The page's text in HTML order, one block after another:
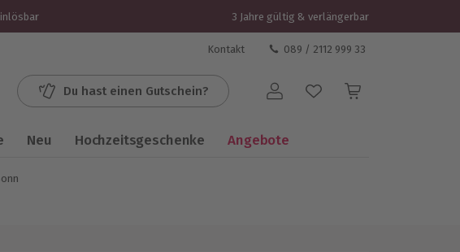
3 Jahre gültig & verlängerbar
Kontakt 089 / 2112 999 33
Du hast einen Gutschein? Benutzerkonto
Neu Hochzeitsgeschenke Angebote